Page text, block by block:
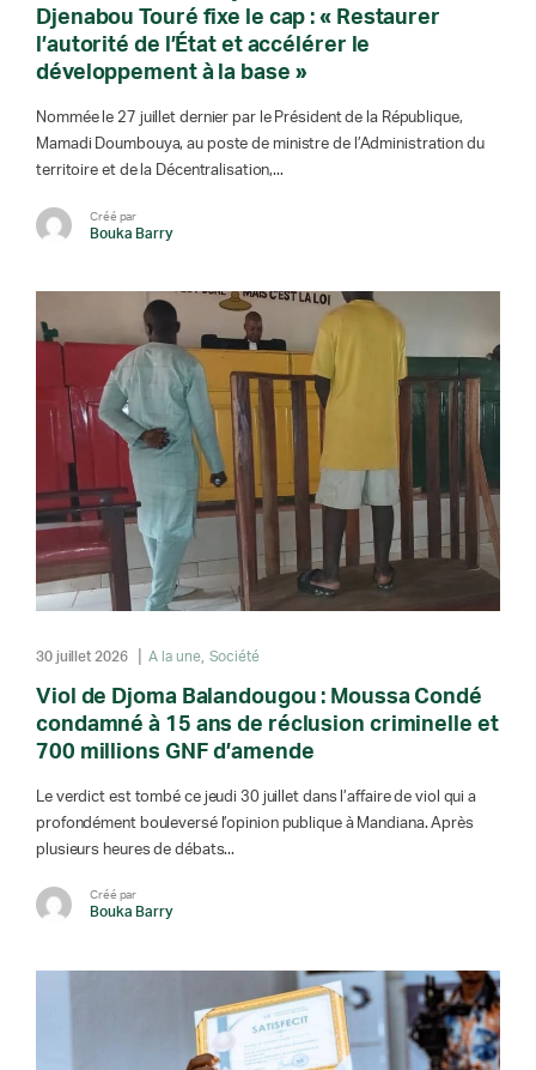
Djenabou Touré fixe le cap : « Restaurer
l’autorité de l’État et accélérer le
développement à la base »
Nommée le 27 juillet dernier par le Président de la République,
Mamadi Doumbouya, au poste de ministre de l’Administration du
territoire et de la Décentralisation,...
Créé par
Bouka Barry
30 juillet 2026 A la une Société
Viol de Djoma Balandougou : Moussa Condé
condamné à 15 ans de réclusion criminelle et
700 millions GNF d’amende
Le verdict est tombé ce jeudi 30 juillet dans l’affaire de viol qui a
profondément bouleversé l’opinion publique à Mandiana. Après
plusieurs heures de débats...
Créé par
Bouka Barry